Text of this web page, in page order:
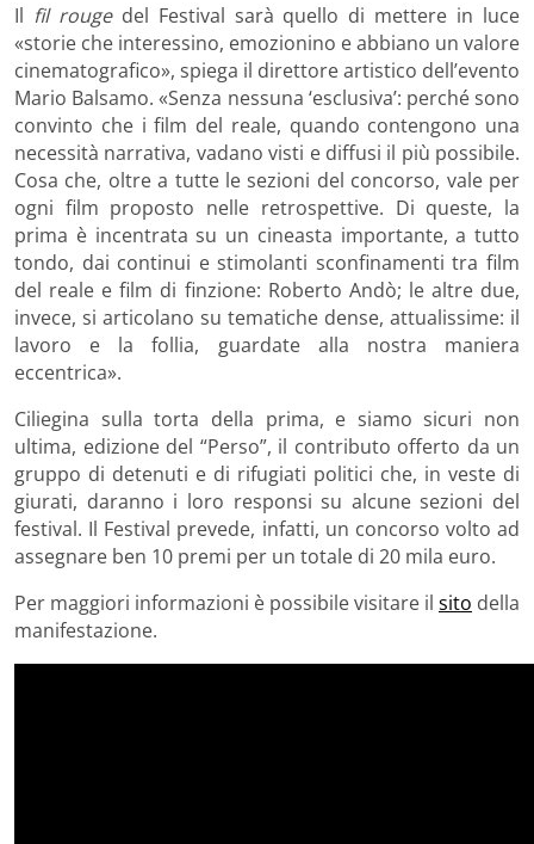
Il fil rougedel Festival sarà quello di mettere in luce
«storie che interessino, emozionino e abbiano un valore
cinematografico», spiega il direttore artistico dell’evento
Mario Balsamo. «Senza nessuna ‘esclusiva’: perché sono
convinto che i film del reale, quando contengono una
necessità narrativa, vadano visti e diffusi il più possibile.
Cosa che, oltre a tutte le sezioni del concorso, vale per
ogni film proposto nelle retrospettive. Di queste, la
prima è incentrata su un cineasta importante, a tutto
tondo, dai continui e stimolanti sconfinamenti tra film
del reale e film di finzione: Roberto Andò; le altre due,
invece, si articolano su tematiche dense, attualissime: il
lavoro e la follia, guardate alla nostra maniera
eccentrica».
Ciliegina sulla torta della prima, e siamo sicuri non
ultima, edizione del “Perso”, il contributo offerto da un
gruppo di detenuti e di rifugiati politici che, in veste di
giurati, daranno i loro responsi su alcune sezioni del
festival. Il Festival prevede, infatti, un concorso volto ad
assegnare ben 10 premi per un totale di 20 mila euro.
Per maggiori informazioni è possibile visitare il sito della
manifestazione.